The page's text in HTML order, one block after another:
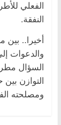
الفعلي
النفقة.
أخيرا..
والدعوات
السؤال
التوازن
ومصلحته